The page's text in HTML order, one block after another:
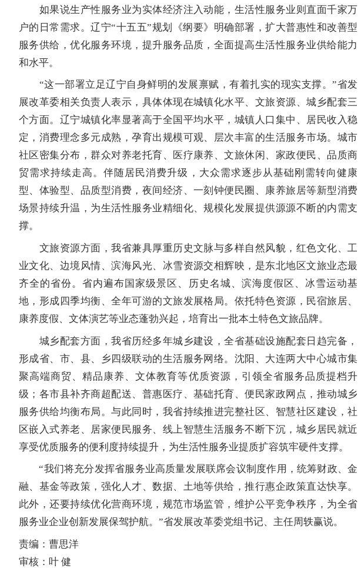
如果说生产性服务业为实体经济注入动能，生活性服务业则直面千家万
户的日常需求。辽宁“十五五”规划《纲要》明确部署，扩大普惠性和改善型
服务供给，优化服务环境，提升服务品质，全面提高生活性服务业供给能力
和水平。
“这一部署立足辽宁自身鲜明的发展禀赋，有着扎实的现实支撑。”省发
展改革委相关负责人表示，具体体现在城镇化水平、文旅资源、城乡配套三
个方面。辽宁城镇化率显著高于全国平均水平，城镇人口集中、居民收入稳
定，消费理念多元成熟，孕育出规模可观、层次丰富的生活服务市场。城市
社区密集分布，群众对养老托育、医疗康养、文旅休闲、家政便民、品质商
贸需求持续走高。伴随居民消费升级，大众需求逐步从基础刚需转向健康
型、体验型、品质型消费，夜间经济、一刻钟便民圈、康养旅居等新型消费
场景持续升温，为生活性服务业精细化、规模化发展提供源源不断的内需支
撑。
文旅资源方面，我省兼具厚重历史文脉与多样自然风貌，红色文化、工
业文化、边境风情、滨海风光、冰雪资源交相辉映，是东北地区文旅业态最
齐全的省份。省内遍布国家级景区、历史名城、滨海度假区、冰雪运动基
地，形成四季均衡、全年可游的文旅发展格局。依托特色资源，民宿旅居、
康养度假、文体演艺等业态蓬勃兴起，培育出一批本土特色文旅品牌。
城乡配套方面，我省历经多年城乡建设，全省基础设施配套日趋完备，
形成省、市、县、乡四级联动的生活服务网络。沈阳、大连两大中心城市集
聚高端商贸、精品康养、文体教育等优质资源，引领全省服务品质提档升
级；各市县补齐商超配送、普惠医疗、基础托育、便民家政网点，推动城乡
服务供给均衡布局。与此同时，我省持续推进完整社区、智慧社区建设，社
区嵌入式养老、居家便民服务、线上智慧生活服务不断下沉，城乡居民就近
享受优质服务的便利度持续提升，为生活性服务业提质扩容筑牢硬件支撑。
“我们将充分发挥省服务业高质量发展联席会议制度作用，统筹财政、金
融、基金等政策，强化人才、数据、土地等供给，推行惠企政策直达快享。
此外，还要持续优化营商环境，规范市场监管，维护公平竞争秩序，为全省
服务业企业创新发展保驾护航。”省发展改革委党组书记、主任周轶赢说。
责编：曹思洋
审核：叶 健